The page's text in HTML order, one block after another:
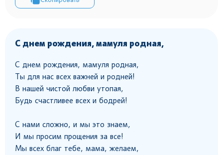
С днем рождения, мамуля родная,
С днем рождения, мамуля родная,
Ты для нас всех важней и родней!
В нашей чистой любви утопая,
Будь счастливее всех и бодрей!
С нами сложно, и мы это знаем,
И мы просим прощения за все!
Мы всех благ тебе, мама, желаем,